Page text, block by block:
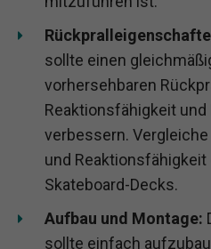
sollte einen
vorhersehbaren
Reaktionsfähigkeit
verbessern.
und
Skateboard-Decks.
Aufbau und Montage:
sollte einfach